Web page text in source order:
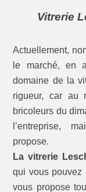
Vitrerie
Actuellement,
le marché, en
domaine de la
rigueur, car au
bricoleurs du
l’entreprise,
propose.
La vitrerie
qui vous pouvez
vous propose